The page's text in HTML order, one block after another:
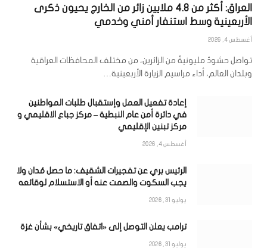
العراق: أكثر من 4.8 ملايين زائر من الخارج يحيون ذكرى
الأربعينية وسط استنفار أمني وخدمي
أغسطس 4, 2026
تواصل حشودٌ مليونيةٌ من الزائرين، من مختلف المحافظات العراقية
وبلدان العالم، أداء مراسيم الزيارة الأربعينية…
إعادة تفعيل العمل وإستقبال طلبات المواطنين
في دائرة أمن عام النبطية – مركز جباع الاقليمي و
مركز تبنين الإقليمي
أغسطس 4, 2026
الرئيس بري عن تفجيرات الشقيف: ما حصل مُدان ولا
يجب السكوت والصمت عنه أو الاستسلام لوقائعه
يوليو 31, 2026
ترامب يعلن التوصل إلى «اتفاق تاريخي» بشأن غزة
يوليو 31, 2026